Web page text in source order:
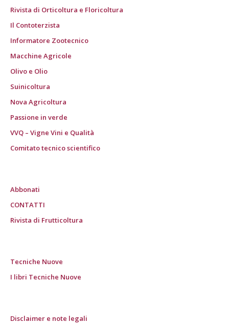
Rivista di Orticoltura e Floricoltura
Il Contoterzista
Informatore Zootecnico
Macchine Agricole
Olivo e Olio
Suinicoltura
Nova Agricoltura
Passione in verde
VVQ – Vigne Vini e Qualità
Comitato tecnico scientifico
Abbonati
CONTATTI
Rivista di Frutticoltura
Tecniche Nuove
I libri Tecniche Nuove
Disclaimer e note legali